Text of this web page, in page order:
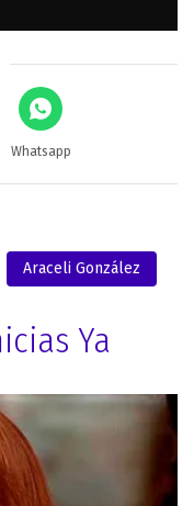
Whatsapp
Araceli González
Ya